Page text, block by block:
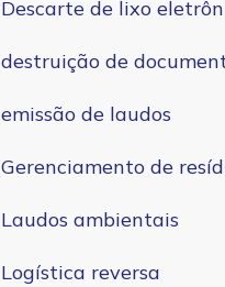
Descarte de lixo
destruição de
emissão de laudos
Gerenciamento de
Laudos ambientais
Logística reversa